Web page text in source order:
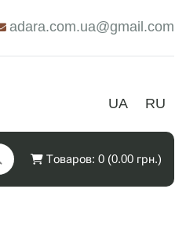
adara.com.ua@gmail.com
UA RU
Товаров: 0 (0.00 грн.)